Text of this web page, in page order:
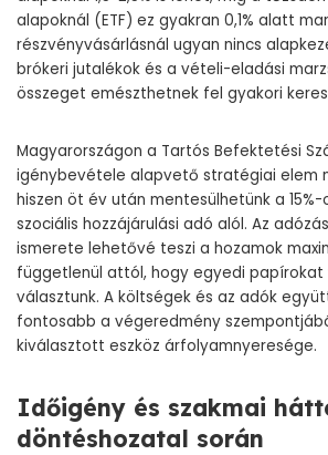
alapoknál (ETF) ez gyakran 0,1% alatt
részvényvásárlásnál ugyan nincs
brókeri jutalékok és a vételi-eladási
összeget emészthetnek fel gyakori
Magyarországon a Tartós Befektetési
igénybevétele alapvető stratégiai elem
hiszen öt év után mentesülhetünk a
szociális hozzájárulási adó alól. Az
ismerete lehetővé teszi a hozamok
függetlenül attól, hogy egyedi
választunk. A költségek és az adók
fontosabb a végeredmény
kiválasztott eszköz árfolyamnyeresége.
Időigény és szakmai
döntéshozatal során